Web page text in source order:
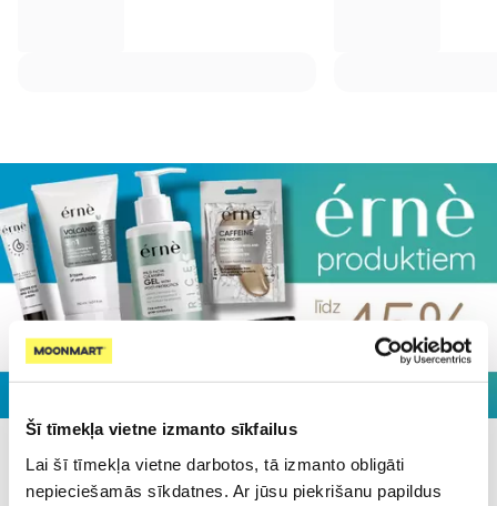
Šī tīmekļa vietne izmanto sīkfailus
Lai šī tīmekļa vietne darbotos, tā izmanto obligāti
nepieciešamās sīkdatnes. Ar jūsu piekrišanu papildus
Populārākie kategorijā